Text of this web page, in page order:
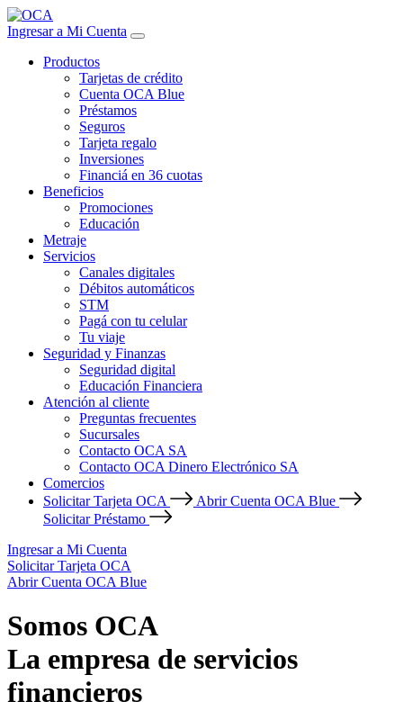
Ingresar a Mi Cuenta
Productos
Tarjetas de crédito
Cuenta OCA Blue
Préstamos
Seguros
Tarjeta regalo
Inversiones
Financiá en 36 cuotas
Beneficios
Promociones
Educación
Metraje
Servicios
Canales digitales
Débitos automáticos
STM
Pagá con tu celular
Tu viaje
Seguridad y Finanzas
Seguridad digital
Educación Financiera
Atención al cliente
Preguntas frecuentes
Sucursales
Contacto OCA SA
Contacto OCA Dinero Electrónico SA
Comercios
Solicitar Tarjeta OCA
Abrir Cuenta OCA Blue
Solicitar Préstamo
Ingresar a Mi Cuenta
Solicitar Tarjeta OCA
Abrir Cuenta OCA Blue
Somos OCA
La empresa de servicios
financieros